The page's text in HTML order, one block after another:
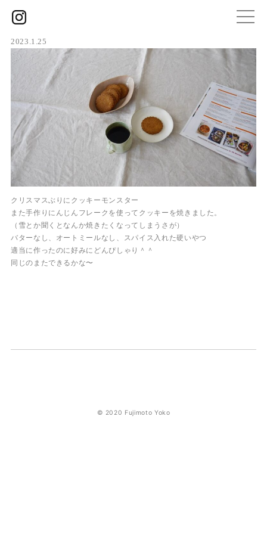
2023.1.25
クリスマスぶりにクッキーモンスター
また手作りにんじんフレークを使ってクッキーを焼きました。
（雪とか聞くとなんか焼きたくなってしまうさが）
バターなし、オートミールなし、スパイス入れた硬いやつ
適当に作ったのに好みにどんぴしゃり＾＾
同じのまたできるかな〜
© 2020 Fujimoto Yoko